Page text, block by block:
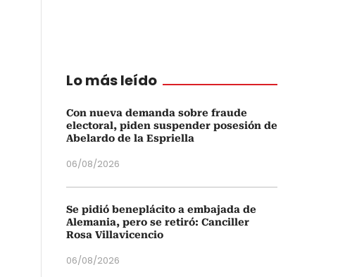
Lo más leído
Con nueva demanda sobre fraude
electoral, piden suspender posesión de
Abelardo de la Espriella
06/08/2026
Se pidió beneplácito a embajada de
Alemania, pero se retiró: Canciller
Rosa Villavicencio
06/08/2026